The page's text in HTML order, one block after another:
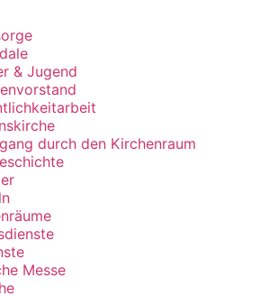
& Jugend
durch den Kirchenraum
Messe